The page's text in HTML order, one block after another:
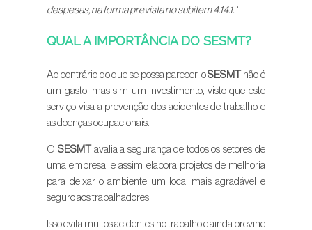
despesas, na forma prevista no subitem 4.14.1. ‘
QUAL A IMPORTÂNCIA DO SESMT?
Ao contrário do que se possa parecer, oSESMTnão é
um gasto, mas sim um investimento, visto que este
serviço visa a prevenção dos acidentes de trabalho e
as doenças ocupacionais.
O SESMTavalia a segurança de todos os setores de
uma empresa, e assim elabora projetos de melhoria
para deixar o ambiente um local mais agradável e
seguro aos trabalhadores.
Isso evita muitos acidentes no trabalho e ainda previne